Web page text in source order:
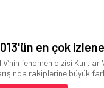
en çok
fenomen dizisi Kurtlar
rakiplerine büyük